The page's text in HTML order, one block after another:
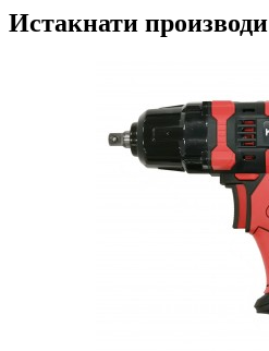
Истакнати производи